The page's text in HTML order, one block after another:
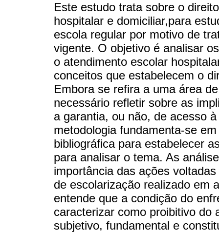
Este estudo trata sobre o
hospitalar e domiciliar,para
escola regular por motivo de
vigente. O objetivo é analisar
o atendimento escolar
conceitos que estabelecem o
Embora se refira a uma área
necessário refletir sobre as
a garantia, ou não, de acesso
metodologia fundamenta-se
bibliográfica para estabelecer
para analisar o tema. As
importância das ações
de escolarização realizado em
entende que a condição do
caracterizar como proibitivo do
subjetivo, fundamental e